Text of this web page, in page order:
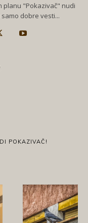
planu "Pokazivač" nudi
dobre vesti...
POKAZIVAČ!